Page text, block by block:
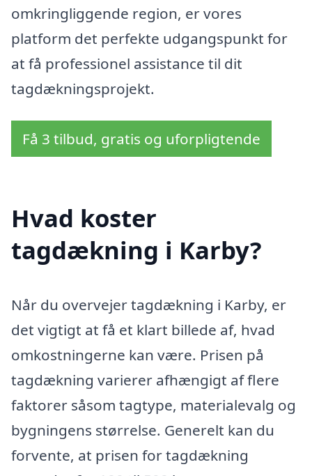
omkringliggende region, er vores
platform det perfekte udgangspunkt for
at få professionel assistance til dit
tagdækningsprojekt.
Få 3 tilbud, gratis og uforpligtende
Hvad koster
tagdækning i Karby?
Når du overvejer tagdækning i Karby, er
det vigtigt at få et klart billede af, hvad
omkostningerne kan være. Prisen på
tagdækning varierer afhængigt af flere
faktorer såsom tagtype, materialevalg og
bygningens størrelse. Generelt kan du
forvente, at prisen for tagdækning